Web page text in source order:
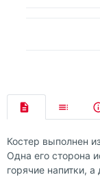
Костер выполнен
Одна его сторона
горячие напитки,